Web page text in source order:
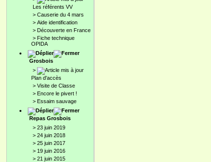
Les référents VV
> Causerie du 4 mars
> Aide identification
> Découverte en France
> Fiche technique
OPIDA
Grosbois
>
Plan d'accès
> Visite de Classe
> Encore le pivert !
> Essaim sauvage
Repas Grosbois
> 23 juin 2019
> 24 juin 2018
> 25 juin 2017
> 19 juin 2016
> 21 juin 2015